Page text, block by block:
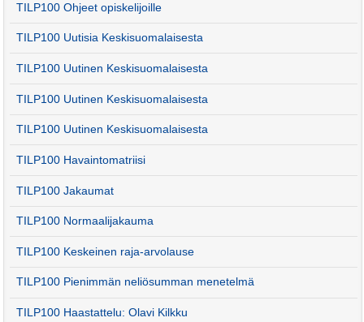
TILP100 Ohjeet opiskelijoille
TILP100 Uutisia Keskisuomalaisesta
TILP100 Uutinen Keskisuomalaisesta
TILP100 Uutinen Keskisuomalaisesta
TILP100 Uutinen Keskisuomalaisesta
TILP100 Havaintomatriisi
TILP100 Jakaumat
TILP100 Normaalijakauma
TILP100 Keskeinen raja-arvolause
TILP100 Pienimmän neliösumman menetelmä
TILP100 Haastattelu: Olavi Kilkku